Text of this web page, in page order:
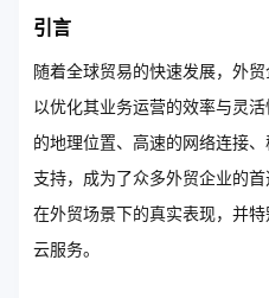
引言
随着全球贸易的快速发展，外
以优化其业务运营的效率与灵
的地理位置、高速的网络连接
支持，成为了众多外贸企业的
在外贸场景下的真实表现，并
云服务。